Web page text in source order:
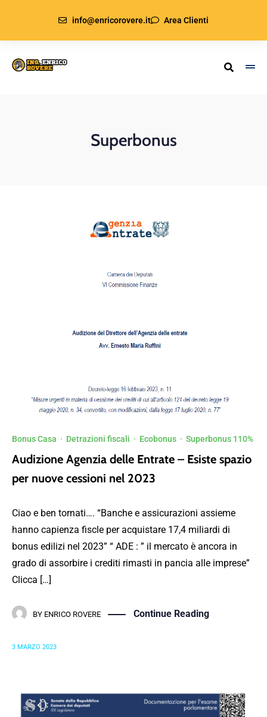
info@enricorovere.it Area Clienti
Superbonus
Bonus Casa · Detrazioni fiscali · Ecobonus · Superbonus 110%
Audizione Agenzia delle Entrate – Esiste spazio
per nuove cessioni nel 2023
Ciao e ben tornati…. “Banche e assicurazioni assieme
hanno capienza fiscle per acquistare 17,4 miliardi di
bonus edilizi nel 2023” “ ADE : ” il mercato è ancora in
grado di assorbire i crediti rimasti in pancia alle imprese”
Clicca […]
BY ENRICO ROVERE Continue Reading
3 MARZO 2023